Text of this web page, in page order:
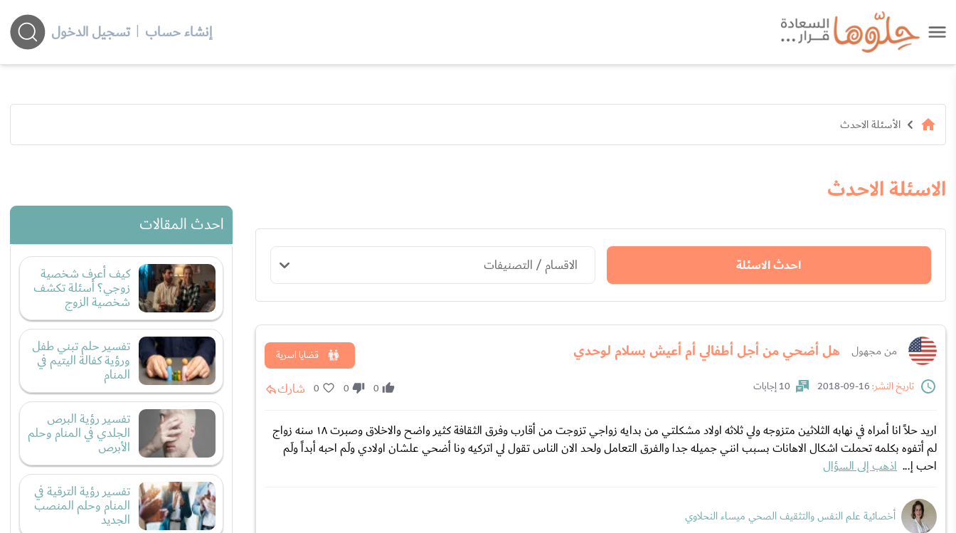
إنشاء حساب | تسجيل الدخول
الأسئلة الاحدث
الاسئلة الاحدث
احدث الاسئلة الاقسام / التصنيفات
من مجهول هل أضحي من أجل أطفالي أم أعيش بسلام لوحدي
قضايا اسرية
تاريخ النشر:
10 إجابات 0
0
0 شارك
اريد حلاً انا أمراه في نهابه الثلاثين متزوجه ولي ثلاثه اولاد مشكلتي من بدايه زواجي تزوجت من أقارب وفرق الثقافة كثير واضح والاخلاق وصبرت ١٨ سنه زواج
لم أتفوه بكلمه تحملت اشكال الاهانات بسبب انني جميله جدا والفرق التعامل ولحد الان الناس تقول لي اتركيه ونا أضحي علشان اولادي ولَم احبه أبداً ولَم
احب إ... اذهب إلى السؤال
أخصائية علم النفس والتثقيف الصحي ميساء النحلاوي
احدث المقالات
كيف أعرف شخصية
زوجي؟ أسئلة تكشف
شخصية الزوج
تفسير حلم تبني طفل
ورؤية كفالة اليتيم في
المنام
تفسير رؤية البرص
الجلدي في المنام وحلم
الأبرص
تفسير رؤية الترقية في
المنام وحلم المنصب
الجديد